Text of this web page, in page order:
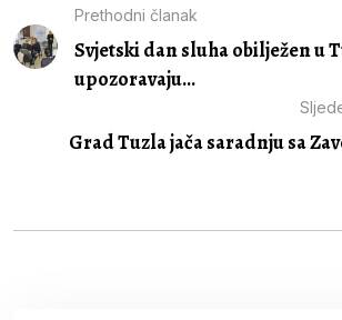
Prethodni članak
Svjetski dan sluha obilježen u
upozoravaju...
Grad Tuzla jača saradnju sa